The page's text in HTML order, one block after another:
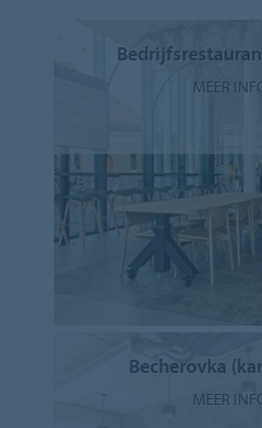
MEER
Becherovka
MEER